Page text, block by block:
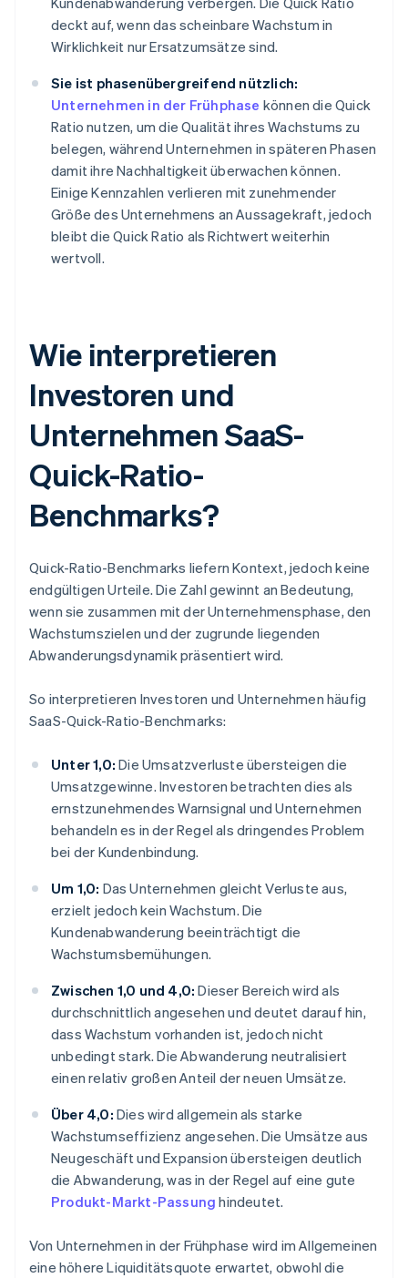
deckt auf, wenn das scheinbare Wachstum in
Wirklichkeit nur Ersatzumsätze sind.
Sie ist phasenübergreifend nützlich:
Unternehmen in der Frühphase können die Quick
Ratio nutzen, um die Qualität ihres Wachstums zu
belegen, während Unternehmen in späteren Phasen
damit ihre Nachhaltigkeit überwachen können.
Einige Kennzahlen verlieren mit zunehmender
Größe des Unternehmens an Aussagekraft, jedoch
bleibt die Quick Ratio als Richtwert weiterhin
wertvoll.
Wie interpretieren
Investoren und
Unternehmen SaaS-
Quick-Ratio-
Benchmarks?
Quick-Ratio-Benchmarks liefern Kontext, jedoch keine
endgültigen Urteile. Die Zahl gewinnt an Bedeutung,
wenn sie zusammen mit der Unternehmensphase, den
Wachstumszielen und der zugrunde liegenden
Abwanderungsdynamik präsentiert wird.
So interpretieren Investoren und Unternehmen häufig
SaaS-Quick-Ratio-Benchmarks:
Unter 1,0: Die Umsatzverluste übersteigen die
Umsatzgewinne. Investoren betrachten dies als
ernstzunehmendes Warnsignal und Unternehmen
behandeln es in der Regel als dringendes Problem
bei der Kundenbindung.
Um 1,0: Das Unternehmen gleicht Verluste aus,
erzielt jedoch kein Wachstum. Die
Kundenabwanderung beeinträchtigt die
Wachstumsbemühungen.
Zwischen 1,0 und 4,0: Dieser Bereich wird als
durchschnittlich angesehen und deutet darauf hin,
dass Wachstum vorhanden ist, jedoch nicht
unbedingt stark. Die Abwanderung neutralisiert
einen relativ großen Anteil der neuen Umsätze.
Über 4,0: Dies wird allgemein als starke
Wachstumseffizienz angesehen. Die Umsätze aus
Neugeschäft und Expansion übersteigen deutlich
die Abwanderung, was in der Regel auf eine gute
Produkt-Markt-Passung hindeutet.
Von Unternehmen in der Frühphase wird im Allgemeinen
eine höhere Liquiditätsquote erwartet, obwohl die